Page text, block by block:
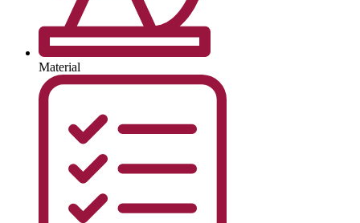
Material